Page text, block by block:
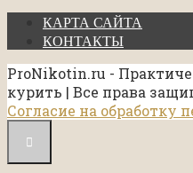
КАРТА САЙТА
КОНТАКТЫ
ProNikotin.ru -
курить | Все права
Согласие на обработку